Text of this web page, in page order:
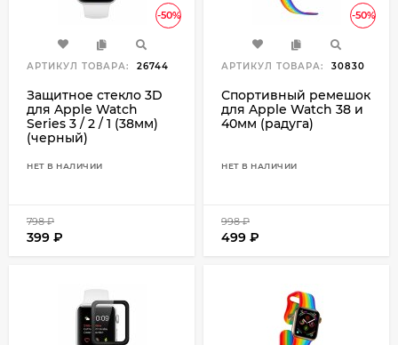
-50%
АРТИКУЛ ТОВАРА: 26744
Защитное стекло 3D
для Apple Watch
Series 3 / 2 / 1 (38мм)
(черный)
НЕТ В НАЛИЧИИ
798₽
399 ₽
-50%
АРТИКУЛ ТОВАРА: 30830
Спортивный ремешок
для Apple Watch 38 и
40мм (радуга)
НЕТ В НАЛИЧИИ
998₽
499 ₽